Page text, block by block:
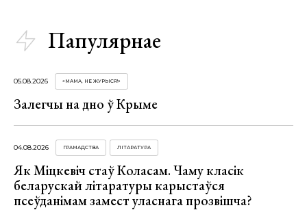
Папулярнае
05.08.2026 «МАМА, НЕ ЖУРЫСЯ!»
Залегчы на дно ў Крыме
04.08.2026 ГРАМАДСТВА ЛІТАРАТУРА
Як Міцкевіч стаў Коласам. Чаму класік
беларускай літаратуры карыстаўся
псеўданімам замест уласнага прозвішча?